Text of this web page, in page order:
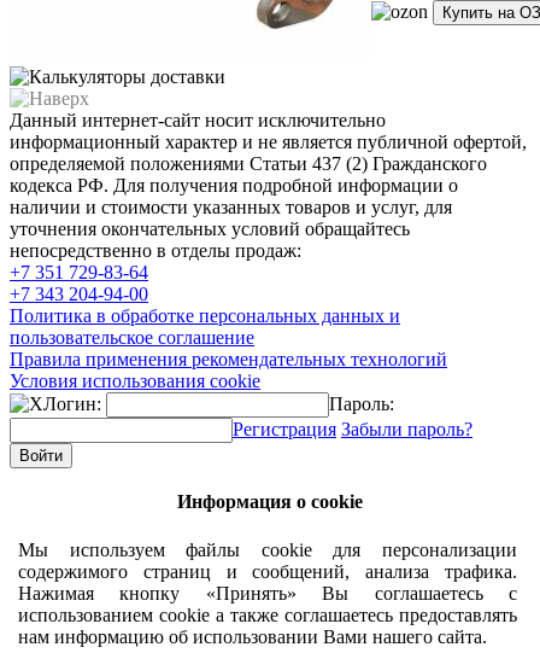
Купить на
Данный интернет-сайт носит исключительно
информационный характер и не является публичной офертой,
определяемой положениями Статьи 437 (2) Гражданского
кодекса РФ. Для получения подробной информации о
наличии и стоимости указанных товаров и услуг, для
уточнения окончательных условий обращайтесь
непосредственно в отделы продаж:
+7 351 729-83-64
+7 343 204-94-00
Политика в обработке персональных данных и
пользовательское соглашение
Правила применения рекомендательных технологий
Условия использования cookie
Логин:
Пароль:
Регистрация Забыли пароль?
Информация о cookie
Мы используем файлы cookie для персонализации
содержимого страниц и сообщений, анализа трафика.
Нажимая кнопку «Принять» Вы соглашаетесь с
использованием cookie а также соглашаетесь предоставлять
нам информацию об использовании Вами нашего сайта.